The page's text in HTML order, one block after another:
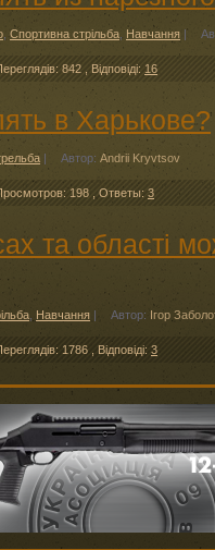
Спортивна стрільба Навчання |
842 Відповіді: 16
в Харькове?
| Автор: Andrii Kryvtsov
198 Ответы: 3
та області
Навчання | Автор: Ігор
1786 Відповіді: 3